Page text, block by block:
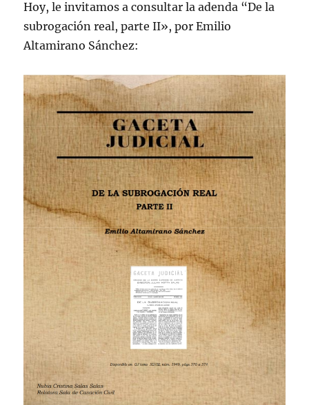
Hoy, le invitamos a consultar la adenda “De la
subrogación real, parte II», por Emilio
Altamirano Sánchez: